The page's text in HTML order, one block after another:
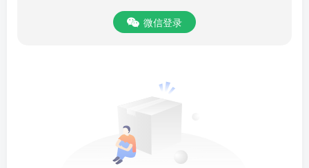
发布标题编辑小技巧(必看)(1).mp4
剪辑流程实操视频教程:(1).mp4
微信登录